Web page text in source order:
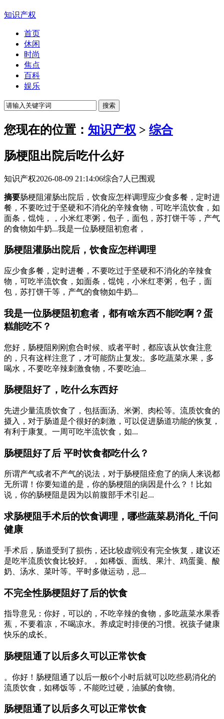
知识产权
首页
休闲
时尚
焦点
百科
娱乐
您现在的位置： 知识产权 > 综合
肠梗阻出院后吃什么好
知识产权2026-08-09 21:14:06综合7人已围观
摘要肠梗阻灌肠出院后，饮食应怎样调理应少食多餐，定时进
餐，不要吃过于坚硬和不消化的辛辣食物，可吃半流饮食，如
面条，馄饨，，小米红枣粥，包子，面包，苏打饼干等，产气
的食物如牛奶...我是一位肠梗阻初愈者，
肠梗阻灌肠出院后，饮食应怎样调理
应少食多餐，定时进餐，不要吃过于坚硬和不消化的辛辣食
物，可吃半流饮食，如面条，馄饨，小米红枣粥，包子，面
包，苏打饼干等，产气的食物如牛奶...
我是一位肠梗阻初愈者，都有啥东西不能吃啊？蛋
糕能吃不？
您好，肠梗阻刚刚愈合时候、或者平时，都应该从饮食注意
的，只有这样注意了，才可能防止复发;。多吃蔬菜水果，多
喝水，不要吃辛辣刺激食物，不要吃油...
肠梗阻好了，吃什么东西好
先进少量流质饮食了，包括面汤、米粥、肉松等。流质饮食的
摄入，对于肠道是个很好的刺激，可以促进肠道功能的恢复，
有利于康复。一周可吃半流饮食，如...
肠梗阻好了后 平时饮食都吃什么？
所谓产气或者不产气的说法，对于肠梗阻痊愈了的病人来说都
无所谓！你要知道的是，你的肠梗阻的病因是什么？！比如
说，你的肠梗阻是因为以前腹部手术引起...
求肠梗阻手术后的饮食调理，哪些蔬菜易消化_千问
健康
手术后，肠道受到了损伤，还比较虚弱没有完全恢复，建议还
是吃半流质饮食比较好。，如稀饭、面线、果汁、鸡蛋羹、酸
奶、汤水、菜叶等。平时多做运动，忌...
不完全性肠梗阻好了后的饮食
指导意见：你好，可以的，不吃辛辣的食物，多吃蔬菜水果香
蕉，不要着凉，不喝凉水。养成定时排便的习惯。祝孩子健康
快乐的成长。
肠梗阻通了以后多久可以正常饮食
。你好！肠梗阻通了以后一般6个小时后就可以吃些易消化的
流质饮食，如稀饭等，不能吃过硬，油腻的食物。
肠梗阻通了以后多久可以正常饮食